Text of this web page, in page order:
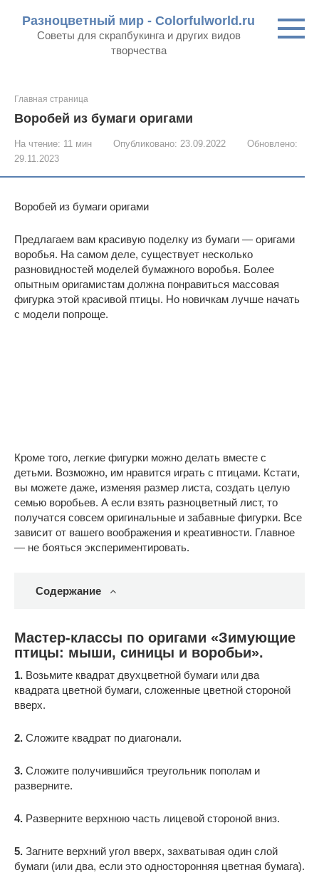
контенту
Разноцветный мир - Colorfulworld.ru
Советы для скрапбукинга и других видов
творчества
Главная страница
Воробей из бумаги оригами
На чтение: 11 мин Опубликовано: 23.09.2022
Обновлено:
29.11.2023
Воробей из бумаги оригами
Предлагаем вам красивую поделку из бумаги — оригами
воробья. На самом деле, существует несколько
разновидностей моделей бумажного воробья. Более
опытным оригамистам должна понравиться массовая
фигурка этой красивой птицы. Но новичкам лучше начать
с модели попроще.
Кроме того, легкие фигурки можно делать вместе с
детьми. Возможно, им нравится играть с птицами. Кстати,
вы можете даже, изменяя размер листа, создать целую
семью воробьев. А если взять разноцветный лист, то
получатся совсем оригинальные и забавные фигурки. Все
зависит от вашего воображения и креативности. Главное
— не бояться экспериментировать.
Содержание
Мастер-классы по оригами «Зимующие
птицы: мыши, синицы и воробьи».
1. Возьмите квадрат двухцветной бумаги или два
квадрата цветной бумаги, сложенные цветной стороной
вверх.
2. Сложите квадрат по диагонали.
3. Сложите получившийся треугольник пополам и
разверните.
4. Разверните верхнюю часть лицевой стороной вниз.
5. Загните верхний угол вверх, захватывая один слой
бумаги (или два, если это односторонняя цветная бумага).